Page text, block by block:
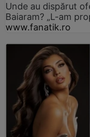
Unde au dispărut
Baiaram? „L-am
www.fanatik.ro